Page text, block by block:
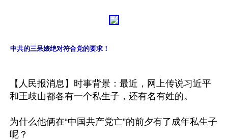
中共的三呆婊绝对符合党的要求！
【人民报消息】时事背景：最近，网上传说习近平
和王歧山都各有一个私生子，还有名有姓的。
为什么他俩在“中国共产党亡”的前夕有了成年私生子
呢？